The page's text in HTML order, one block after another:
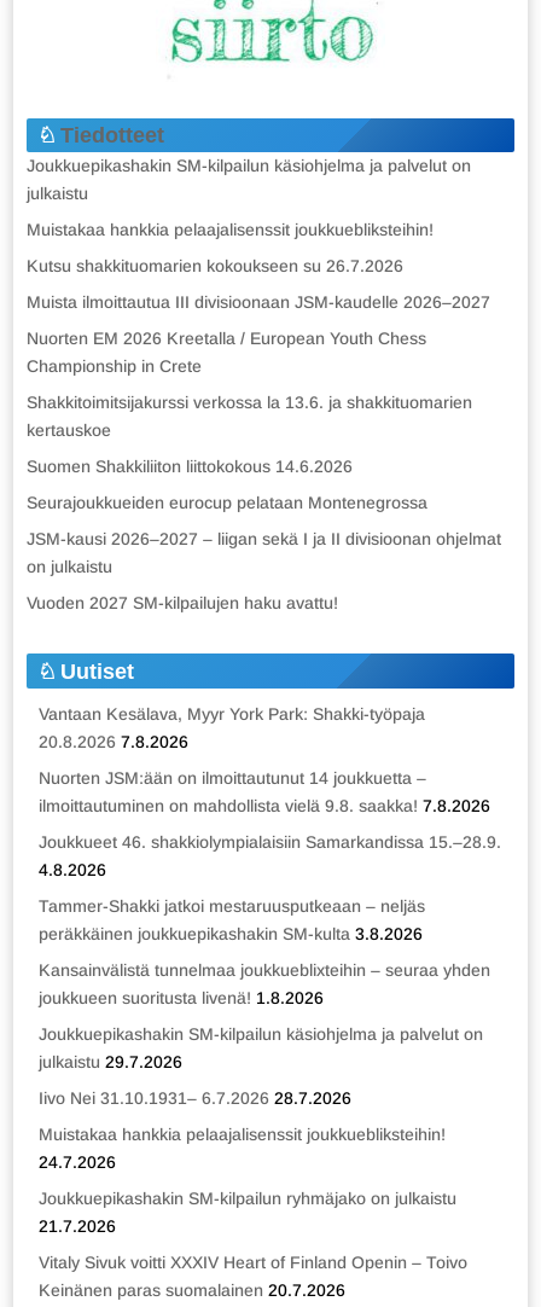
Tiedotteet
Joukkuepikashakin SM-kilpailun käsiohjelma ja palvelut on
julkaistu
Muistakaa hankkia pelaajalisenssit joukkuebliksteihin!
Kutsu shakkituomarien kokoukseen su 26.7.2026
Muista ilmoittautua III divisioonaan JSM-kaudelle 2026–2027
Nuorten EM 2026 Kreetalla / European Youth Chess
Championship in Crete
Shakkitoimitsijakurssi verkossa la 13.6. ja shakkituomarien
kertauskoe
Suomen Shakkiliiton liittokokous 14.6.2026
Seurajoukkueiden eurocup pelataan Montenegrossa
JSM-kausi 2026–2027 – liigan sekä I ja II divisioonan ohjelmat
on julkaistu
Vuoden 2027 SM-kilpailujen haku avattu!
Uutiset
Vantaan Kesälava, Myyr York Park: Shakki-työpaja
20.8.2026 7.8.2026
Nuorten JSM:ään on ilmoittautunut 14 joukkuetta –
ilmoittautuminen on mahdollista vielä 9.8. saakka! 7.8.2026
Joukkueet 46. shakkiolympialaisiin Samarkandissa 15.–28.9.
4.8.2026
Tammer-Shakki jatkoi mestaruusputkeaan – neljäs
peräkkäinen joukkuepikashakin SM-kulta 3.8.2026
Kansainvälistä tunnelmaa joukkueblixteihin – seuraa yhden
joukkueen suoritusta livenä! 1.8.2026
Joukkuepikashakin SM-kilpailun käsiohjelma ja palvelut on
julkaistu 29.7.2026
Iivo Nei 31.10.1931– 6.7.2026 28.7.2026
Muistakaa hankkia pelaajalisenssit joukkuebliksteihin!
24.7.2026
Joukkuepikashakin SM-kilpailun ryhmäjako on julkaistu
21.7.2026
Vitaly Sivuk voitti XXXIV Heart of Finland Openin – Toivo
Keinänen paras suomalainen 20.7.2026